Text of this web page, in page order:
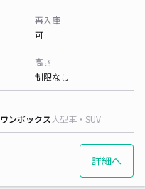
再入庫
可
高さ
制限なし
ワンボックス大型車・SUV
詳細へ